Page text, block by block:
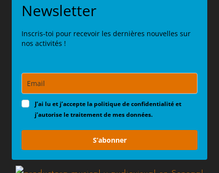
Newsletter
Inscris-toi pour recevoir les dernières nouvelles sur
nos activités !
J’ai lu et j’accepte la politique de confidentialité et
j’autorise le traitement de mes données.
S’abonner